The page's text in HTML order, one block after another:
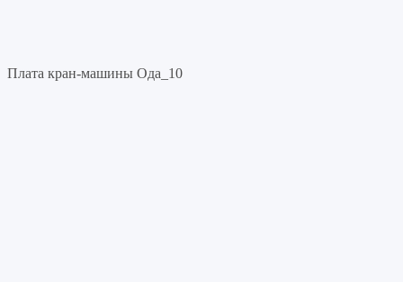
Плата кран-машины Ода_10